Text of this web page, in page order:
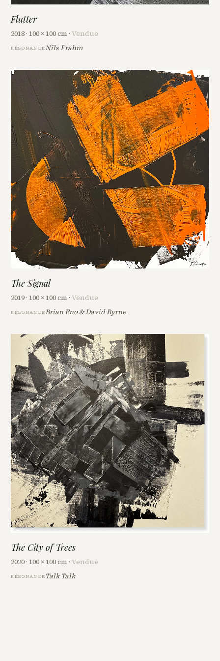
Flutter
2018 · 100 × 100 cm · Vendue
RÉSONANCENils Frahm
The Signal
2019 · 100 × 100 cm · Vendue
RÉSONANCEBrian Eno & David Byrne
The City of Trees
2020 · 100 × 100 cm · Vendue
RÉSONANCE Talk Talk